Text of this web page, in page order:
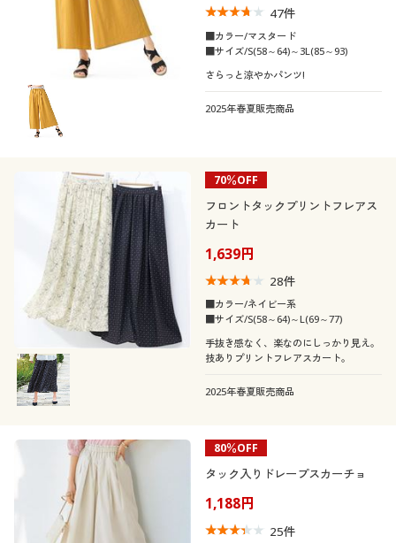
47件
■カラー/マスタード
■サイズ/S(58～64)～3L(85～93)
さらっと涼やかパンツ!
2025年春夏販売商品
70％OFF
フロントタックプリントフレアス
カート
1,639円
28件
■カラー/ネイビー系
■サイズ/S(58～64)～L(69～77)
手抜き感なく、楽なのにしっかり見え。
技ありプリントフレアスカート。
2025年春夏販売商品
80％OFF
タック入りドレープスカーチョ
1,188円
25件